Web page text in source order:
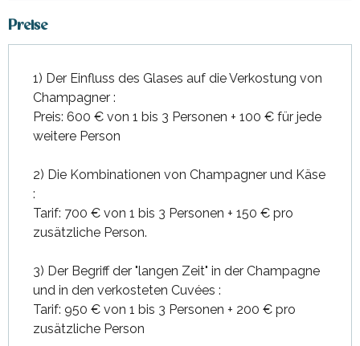
Preise
1) Der Einfluss des Glases auf die Verkostung von
Champagner :
Preis: 600 € von 1 bis 3 Personen + 100 € für jede
weitere Person
2) Die Kombinationen von Champagner und Käse
:
Tarif: 700 € von 1 bis 3 Personen + 150 € pro
zusätzliche Person.
3) Der Begriff der "langen Zeit" in der Champagne
und in den verkosteten Cuvées :
Tarif: 950 € von 1 bis 3 Personen + 200 € pro
zusätzliche Person